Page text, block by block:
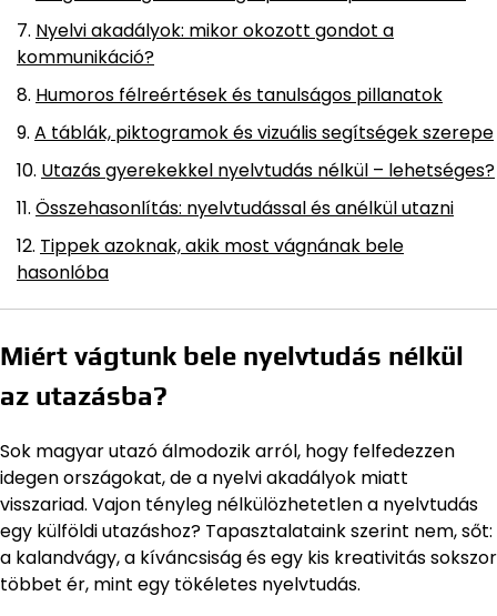
Nyelvi akadályok: mikor okozott gondot a
kommunikáció?
Humoros félreértések és tanulságos pillanatok
A táblák, piktogramok és vizuális segítségek szerepe
Utazás gyerekekkel nyelvtudás nélkül – lehetséges?
Összehasonlítás: nyelvtudással és anélkül utazni
Tippek azoknak, akik most vágnának bele
hasonlóba
Miért vágtunk bele nyelvtudás nélkül
az utazásba?
Sok magyar utazó álmodozik arról, hogy felfedezzen
idegen országokat, de a nyelvi akadályok miatt
visszariad. Vajon tényleg nélkülözhetetlen a nyelvtudás
egy külföldi utazáshoz? Tapasztalataink szerint nem, sőt:
a kalandvágy, a kíváncsiság és egy kis kreativitás sokszor
többet ér, mint egy tökéletes nyelvtudás.